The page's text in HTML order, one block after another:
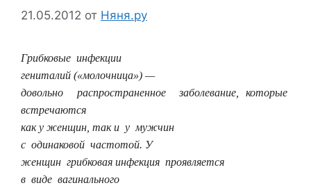
21.05.2012 от Няня.ру
Грибковые инфекции
гениталий («молочница») —
довольно распространенное заболевание, которые
встречаются
как у женщин, так и у мужчин
с одинаковой частотой. У
женщин грибковая инфекция проявляется
в виде вагинального